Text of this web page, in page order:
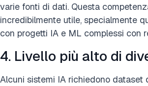
varie fonti di dati. Questa
incredibilmente utile, specialmente
con progetti IA e ML complessi con
4. Livello più alto di
Alcuni sistemi IA richiedono dataset